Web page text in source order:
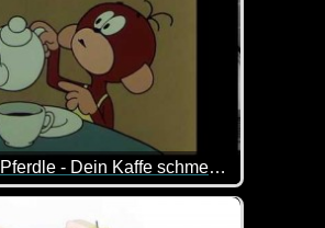
Äffle und Pferdle - Dein Kaffe schmeckt ja nach gar nix
Äffle wohl was vergessen ;-)